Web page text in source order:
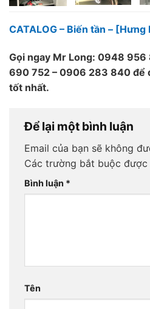
CATALOG – Biến tần – [Hưng
Gọi ngay Mr Long: 0948
690 752 – 0906 283 840 để
tốt nhất.
Để lại một bình luận
Email của bạn sẽ không
Các trường bắt buộc được
Bình luận *
Tên